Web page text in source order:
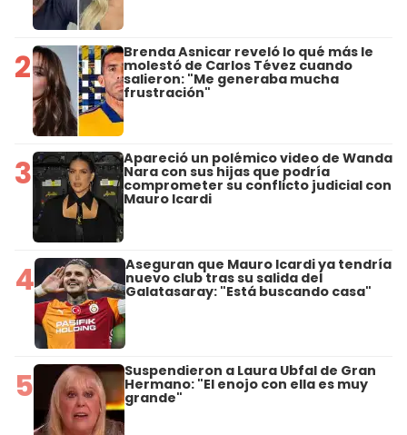
2 Brenda Asnicar reveló lo qué más le
molestó de Carlos Tévez cuando
salieron: "Me generaba mucha
frustración"
3 Apareció un polémico video de Wanda
Nara con sus hijas que podría
comprometer su conflicto judicial con
Mauro Icardi
4 Aseguran que Mauro Icardi ya tendría
nuevo club tras su salida del
Galatasaray: "Está buscando casa"
5 Suspendieron a Laura Ubfal de Gran
Hermano: "El enojo con ella es muy
grande"